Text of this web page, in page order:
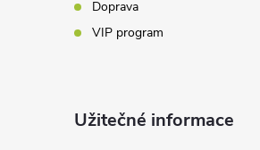
ý
s
Doprava
VIP program
Užitečné informace